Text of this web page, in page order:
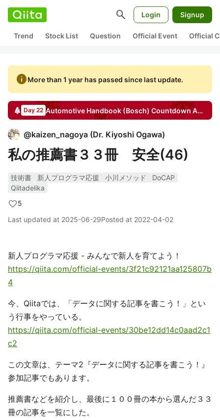
search Login Signup
Trend Stock List Question Official Event Official
infoMore than 1 year has passed since last update.
Day 22 Automotive Handbook (Bosch) Countdown Advent Calendar
@kaizen_nagoya (Dr. Kiyoshi Ogawa)
私の推薦書３３冊 安全(46)
技術書 新人プログラマ応援 小川メソッド
DoCAP
Qiitadelika
5
Last updated at 2025-06-29Posted at 2022-04-02
新人プログラマ応援 - みんなで新人を育てよう！
https://qiita.com/official-events/3f21c92121aa125807b
4
今、Qiitaでは、「データに関する記事を書こう！」とい
う行事をやっている。
https://qiita.com/official-events/30be12dd14c0aad2c1
c2
この文章は、テーマ2『データに関する記事を書こう！』
参加記事でもあります。
推薦書などを紹介し、最後に１００冊の本から選んだ３３
冊の記事を一覧にした。